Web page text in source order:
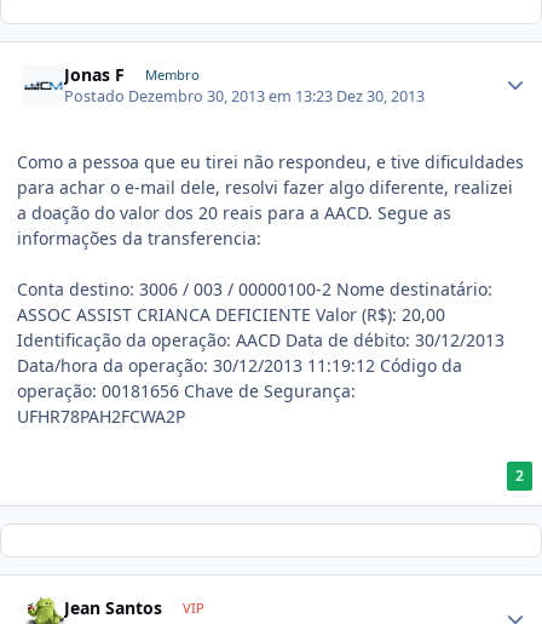
Jonas F Membro
Postado Dezembro 30, 2013 em 13:23 Dez 30, 2013
Como a pessoa que eu tirei não respondeu, e tive dificuldades
para achar o e-mail dele, resolvi fazer algo diferente, realizei
a doação do valor dos 20 reais para a AACD. Segue as
informações da transferencia:
Conta destino: 3006 / 003 / 00000100-2 Nome destinatário:
ASSOC ASSIST CRIANCA DEFICIENTE Valor (R$): 20,00
Identificação da operação: AACD Data de débito: 30/12/2013
Data/hora da operação: 30/12/2013 11:19:12 Código da
operação: 00181656 Chave de Segurança:
UFHR78PAH2FCWA2P
2
Jean Santos VIP